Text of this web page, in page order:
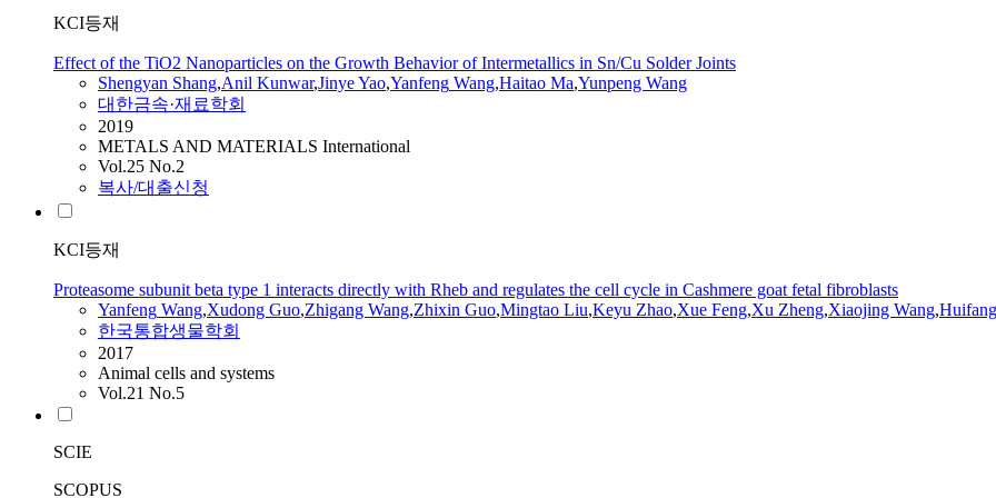
KCI등재
Effect of the TiO2 Nanoparticles on the Growth Behavior of Intermetallics in Sn/Cu Solder Joints
Shengyan Shang,Anil Kunwar,Jinye Yao,Yanfeng Wang,Haitao Ma,Yunpeng Wang
대한금속·재료학회
2019
METALS AND MATERIALS International
Vol.25 No.2
복사/대출신청
KCI등재
Proteasome subunit beta type 1 interacts directly with Rheb and regulates the cell cycle in Cashmere goat fetal fibroblasts
Yanfeng Wang,Xudong Guo,Zhigang Wang,Zhixin Guo,Mingtao Liu,Keyu Zhao,Xue Feng,Xu Zheng,Xiaojing Wang,
한국통합생물학회
2017
Animal cells and systems
Vol.21 No.5
SCIE
SCOPUS